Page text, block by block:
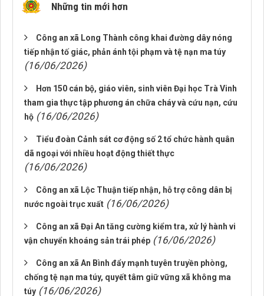
Những tin mới hơn
Công an xã Long Thành công khai đường dây nóng
tiếp nhận tố giác, phản ánh tội phạm và tệ nạn ma túy
(16/06/2026)
Hơn 150 cán bộ, giáo viên, sinh viên Đại học Trà Vinh
tham gia thực tập phương án chữa cháy và cứu nạn, cứu
hộ (16/06/2026)
Tiểu đoàn Cảnh sát cơ động số 2 tổ chức hành quân
dã ngoại với nhiều hoạt động thiết thực
(16/06/2026)
Công an xã Lộc Thuận tiếp nhận, hỗ trợ công dân bị
nước ngoài trục xuất (16/06/2026)
Công an xã Đại An tăng cường kiểm tra, xử lý hành vi
vận chuyển khoáng sản trái phép (16/06/2026)
Công an xã An Bình đẩy mạnh tuyên truyền phòng,
chống tệ nạn ma túy, quyết tâm giữ vững xã không ma
túy (16/06/2026)